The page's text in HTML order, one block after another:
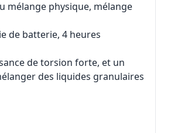
mélange physique, mélange
de batterie, 4 heures
de torsion forte, et un
des liquides granulaires